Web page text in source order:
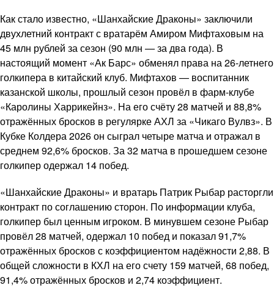
Как стало известно, «Шанхайские Драконы» заключили
двухлетний контракт с вратарём Амиром Мифтаховым на
45 млн рублей за сезон (90 млн — за два года). В
настоящий момент «Ак Барс» обменял права на 26-летнего
голкипера в китайский клуб. Мифтахов — воспитанник
казанской школы, прошлый сезон провёл в фарм-клубе
«Каролины Харрикейнз». На его счёту 28 матчей и 88,8%
отражённых бросков в регулярке АХЛ за «Чикаго Вулвз». В
Кубке Колдера 2026 он сыграл четыре матча и отражал в
среднем 92,6% бросков. За 32 матча в прошедшем сезоне
голкипер одержал 14 побед.
«Шанхайские Драконы» и вратарь Патрик Рыбар расторгли
контракт по соглашению сторон. По информации клуба,
голкипер был ценным игроком. В минувшем сезоне Рыбар
провёл 28 матчей, одержал 10 побед и показал 91,7%
отражённых бросков с коэффициентом надёжности 2,88. В
общей сложности в КХЛ на его счету 159 матчей, 68 побед,
91,4% отражённых бросков и 2,74 коэффициент.